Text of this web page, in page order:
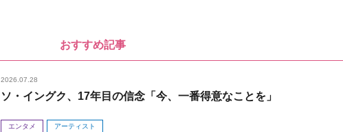
おすすめ記事
2026.07.28
ソ・イングク、17年目の信念「今、一番得意なことを」
エンタメ アーティスト